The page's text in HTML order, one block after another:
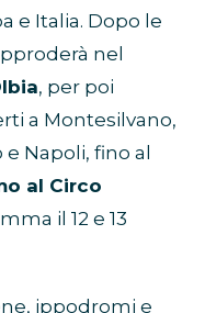
e Italia. Dopo le
nel
, per poi
a Montesilvano,
Napoli, fino al
al Circo
il 12 e 13
ippodromi e